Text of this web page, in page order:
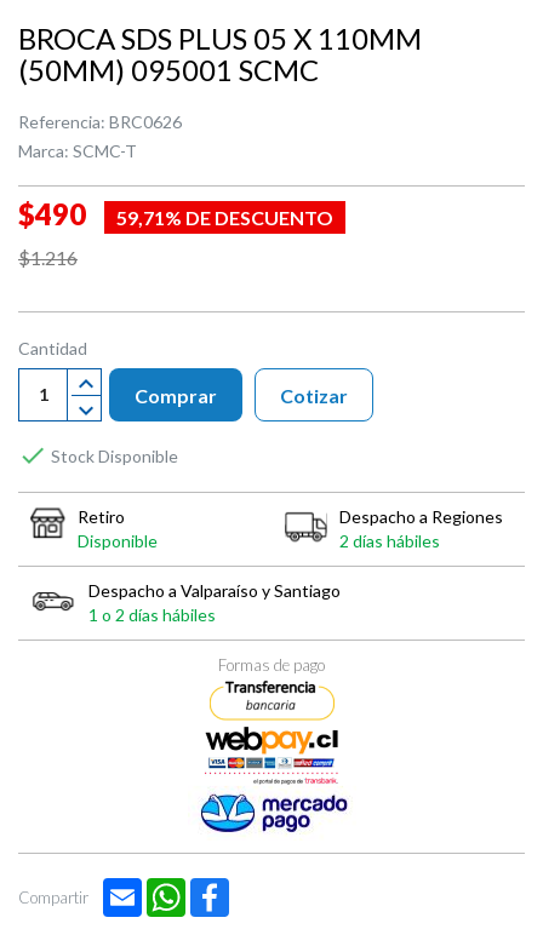
BROCA SDS PLUS 05 X 110MM
(50MM) 095001 SCMC
Referencia: BRC0626
Marca: SCMC-T
$490
59,71% DE DESCUENTO
$1.216
Cantidad
Comprar
 Stock Disponible
Cotizar
Retiro
Disponible
Despacho a Regiones
2 días hábiles
Despacho a Valparaíso y Santiago
1 o 2 días hábiles
Formas de pago
Compartir Email WhatsApp